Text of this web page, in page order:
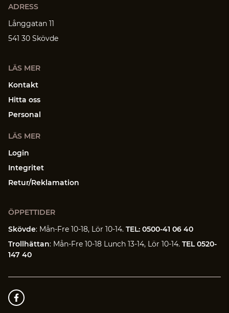
ADRESS
Långgatan 11
541 30 Skövde
LÄS MER
Kontakt
Hitta oss
Personal
LÄS MER
Login
Integritet
Retur/Reklamation
ÖPPETTIDER
Skövde: Mån-Fre 10-18, Lör 10-14. TEL: 0500-41 06 40
Trollhättan: Mån-Fre 10-18 Lunch 13-14, Lör 10-14. TEL 0520-
147 40